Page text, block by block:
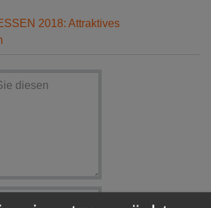
2018: Attraktives